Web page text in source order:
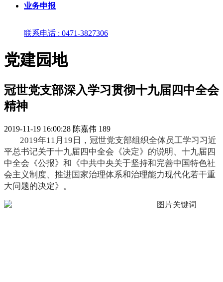
业务申报
联系电话 : 0471-3827306
党建园地
冠世党支部深入学习贯彻十九届四中全会
精神
2019-11-19 16:00:28 陈嘉伟 189
2019年11月19日，冠世党支部组织全体员工学习习近
平总书记关于十九届四中全会《决定》的说明、十九届四
中全会《公报》和《中共中央关于坚持和完善中国特色社
会主义制度、推进国家治理体系和治理能力现代化若干重
大问题的决定》。